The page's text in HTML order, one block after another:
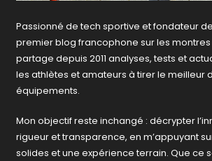
Passionné de tech sportive et fondateur
premier blog francophone sur les montres
partage depuis 2011 analyses, tests et
les athlètes et amateurs à tirer le meilleur
équipements.
Mon objectif reste inchangé : décrypter
rigueur et transparence, en m’appuyant
solides et une expérience terrain. Que ce